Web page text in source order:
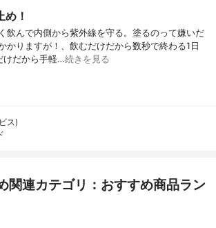
！
飲んで内側から紫外線を守る。塗るのって嫌いだ
かりますが！、飲むだけだから数秒で終わる1日
けだから手軽…続きを見る
ス)
関連カテゴリ：おすすめ商品ラン